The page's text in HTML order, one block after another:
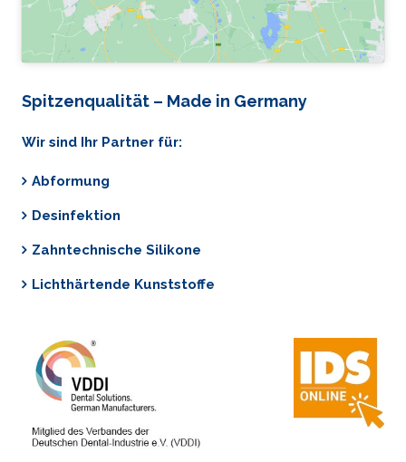
Spitzenqualität – Made in Germany
Wir sind Ihr Partner für:
Abformung
Desinfektion
Zahntechnische Silikone
Lichthärtende Kunststoffe